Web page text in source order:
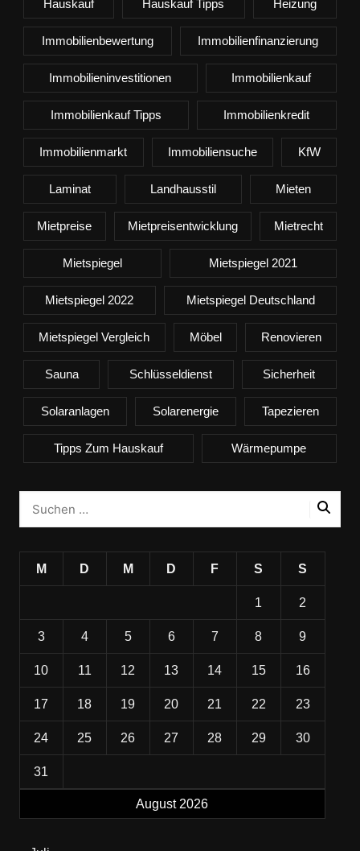
Hauskauf Hauskauf Tipps Heizung
Immobilienbewertung Immobilienfinanzierung
Immobilieninvestitionen Immobilienkauf
Immobilienkauf Tipps Immobilienkredit
Immobilienmarkt Immobiliensuche KfW
Laminat Landhausstil Mieten
Mietpreise Mietpreisentwicklung Mietrecht
Mietspiegel Mietspiegel 2021
Mietspiegel 2022 Mietspiegel Deutschland
Mietspiegel Vergleich Möbel Renovieren
Sauna Schlüsseldienst Sicherheit
Solaranlagen Solarenergie Tapezieren
Tipps Zum Hauskauf Wärmepumpe
August 2026
M D M D F S S
1 2
3 4 5 6 7 8 9
10 11 12 13 14 15 16
17 18 19 20 21 22 23
24 25 26 27 28 29 30
31